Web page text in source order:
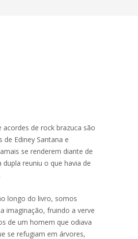
de rock brazuca são
Ediney Santana e
se renderem diante de
reuniu o que havia de
longo do livro, somos
imaginação, fruindo a verve
de um homem que odiava
se refugiam em árvores,